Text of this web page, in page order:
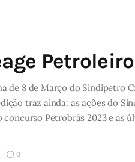
de 8 de Março do Sindipetro
traz ainda: as ações do
concurso Petrobrás 2023 e as
0